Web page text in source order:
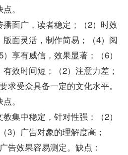
。
面广，读者稳定；（2）时效
面灵活，制作简易；（4）阅
享有威信，效果显著；（6）
效时间短；（2）注意力差；
求受众具备一定的文化水平。
。
中稳定，针对性强；（2）
3）广告对象的理解度高；
告效果容易测定。缺点：